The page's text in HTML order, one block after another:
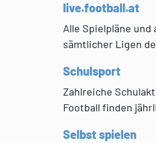
live.football.at
Alle Spielpläne und
sämtlicher Ligen
Schulsport
Zahlreiche
Football finden
Selbst spielen